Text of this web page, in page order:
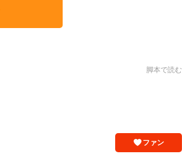
脚本で読む
ファン